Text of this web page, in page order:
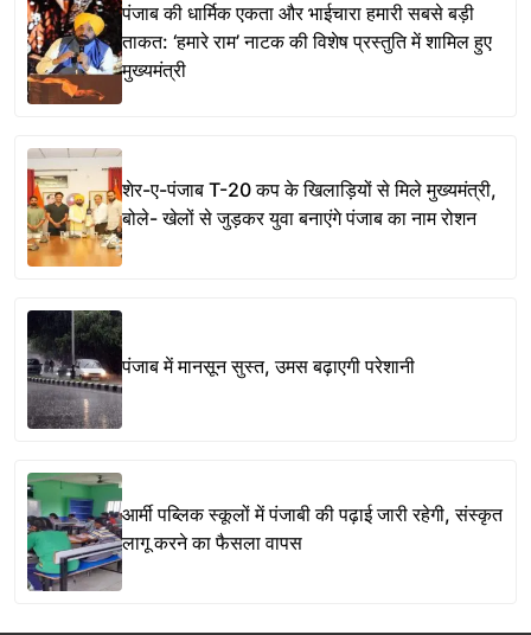
पंजाब की धार्मिक एकता और भाईचारा हमारी सबसे बड़ी
ताकत: ‘हमारे राम’ नाटक की विशेष प्रस्तुति में शामिल हुए
मुख्यमंत्री
शेर-ए-पंजाब T-20 कप के खिलाड़ियों से मिले मुख्यमंत्री,
बोले- खेलों से जुड़कर युवा बनाएंगे पंजाब का नाम रोशन
पंजाब में मानसून सुस्त, उमस बढ़ाएगी परेशानी
आर्मी पब्लिक स्कूलों में पंजाबी की पढ़ाई जारी रहेगी, संस्कृत
लागू करने का फैसला वापस